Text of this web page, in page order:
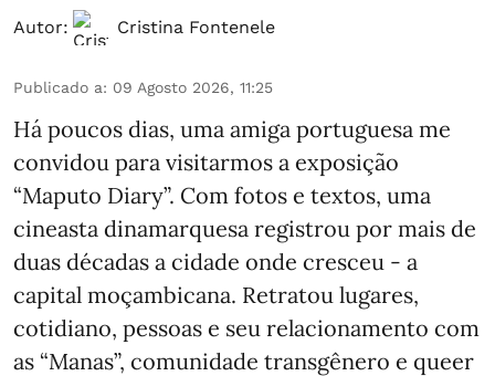
Autor: Cristina Fontenele
Publicado a: 09 Agosto 2026, 11:25
Há poucos dias, uma amiga portuguesa me
convidou para visitarmos a exposição
“Maputo Diary”. Com fotos e textos, uma
cineasta dinamarquesa registrou por mais de
duas décadas a cidade onde cresceu - a
capital moçambicana. Retratou lugares,
cotidiano, pessoas e seu relacionamento com
as “Manas”, comunidade transgênero e queer